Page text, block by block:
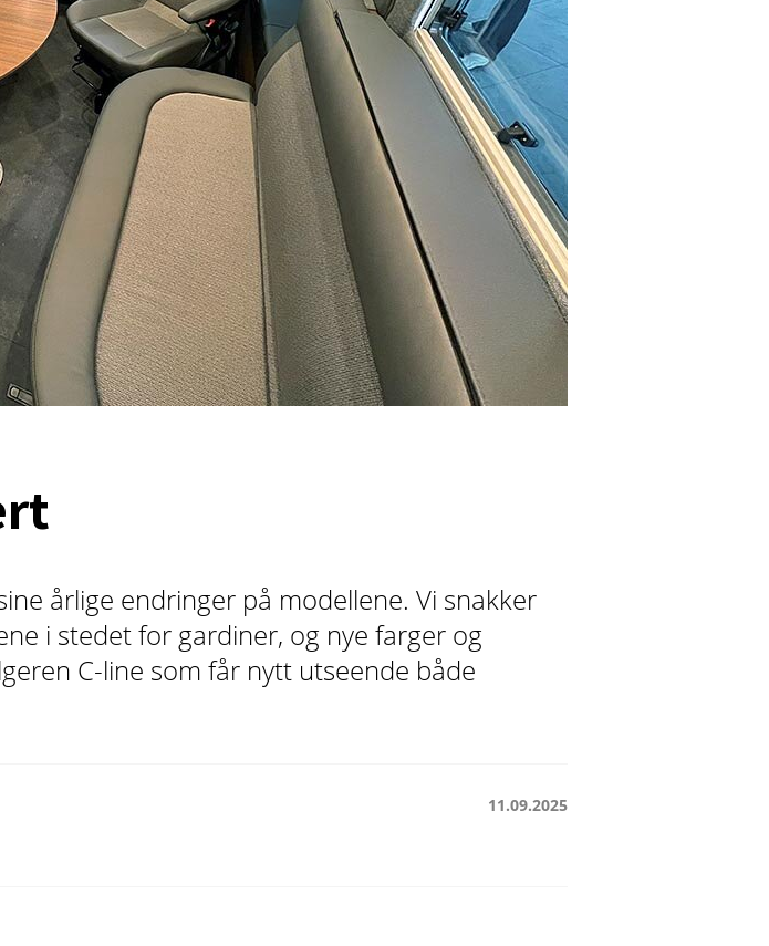
årlige endringer på modellene. Vi snakker
i stedet for gardiner, og nye farger og
C-line som får nytt utseende både
11.09.2025